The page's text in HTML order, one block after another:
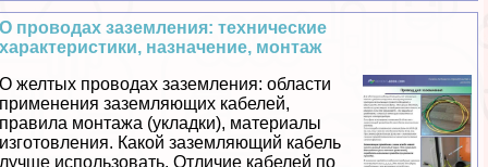
О проводах заземления: технические
хаpaктеристики, назначение, монтаж
О желтых проводах заземления: области
применения заземляющих кабелей,
правила монтажа (укладки), материалы
изготовления. Какой заземляющий кабель
лучше использовать. Отличие кабелей по